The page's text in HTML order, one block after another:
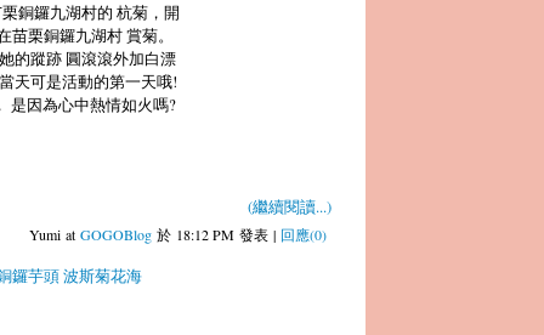
銅鑼九湖村的 杭菊，開
栗銅鑼九湖村 賞菊。
的蹤跡 圓滾滾外加白漂
天可是活動的第一天哦!
是因為心中熱情如火嗎?
(繼續閱讀...)
Yumi at GOGOBlog 於 18:12 PM 發表 | 回應(0)
鑼芋頭波斯菊花海